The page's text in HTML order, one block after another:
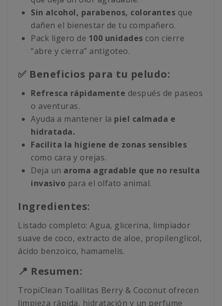
Sin alcohol, parabenos, colorantes que
dañen el bienestar de tu compañero.
Pack ligero de 100 unidades con cierre
“abre y cierra” antigoteo.
✅ Beneficios para tu peludo:
Refresca rápidamente después de paseos
o aventuras.
Ayuda a mantener la piel calmada e
hidratada.
Facilita la higiene de zonas sensibles
como cara y orejas.
Deja un aroma agradable que no resulta
invasivo para el olfato animal.
Ingredientes:
Listado completo: Agua, glicerina, limpiador
suave de coco, extracto de aloe, propilenglicol,
ácido benzoico, hamamelis.
📍 Resumen:
TropiClean Toallitas Berry & Coconut ofrecen
limpieza rápida, hidratación y un perfume